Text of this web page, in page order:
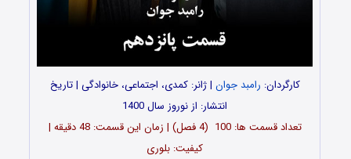
کارگردان: رامبد جوان | ژانر: کمدی، اجتماعی، خانوادگی | تاریخ
انتشار: از نوروز سال 1400
تعداد قسمت ها: 100 (4 فصل) | زمان این قسمت: 48 دقیقه |
کیفیت: بلوری